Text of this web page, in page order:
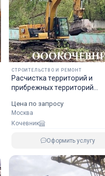
СТРОИТЕЛЬСТВО И РЕМОНТ
Pacчиcтка тeрpиторий и
прибрeжных тeрритоpий
Цена по запросу
Москва
Кочевник
Оформить услугу